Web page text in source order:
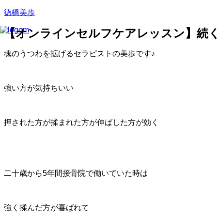
徳橋美歩
【オンラインセルフケアレッスン】続
魂のうつわを拡げるセラピストの美歩です♪
強い方が気持ちいい
押された方が揉まれた方が伸ばした方が効く
二十歳から5年間接骨院で働いていた時は
強く揉んだ方が喜ばれて